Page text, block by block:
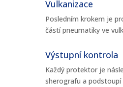
Vulkanizace
Posledním krokem je
částí pneumatiky ve
Výstupní kontrola
Každý protektor je
sherografu a